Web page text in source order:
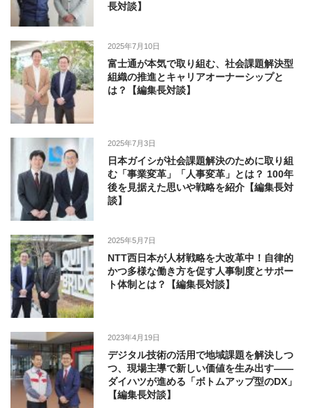
長対談】
2025年7月10日
富士通が本気で取り組む、社会課題解決型
組織の推進とキャリアオーナーシップと
は？【編集長対談】
2025年7月3日
日本ガイシが社会課題解決のために取り組
む「事業変革」「人事変革」とは？ 100年
後を見据えた思いや戦略を紹介【編集長対
談】
2025年5月7日
NTT西日本が人材戦略を大改革中！自律的
かつ多様な働き方を促す人事制度とサポー
ト体制とは？【編集長対談】
2023年4月19日
デジタル技術の活用で地域課題を解決しつ
つ、現場主導で新しい価値を生み出す――
ダイハツが進める「ボトムアップ型のDX」
【編集長対談】